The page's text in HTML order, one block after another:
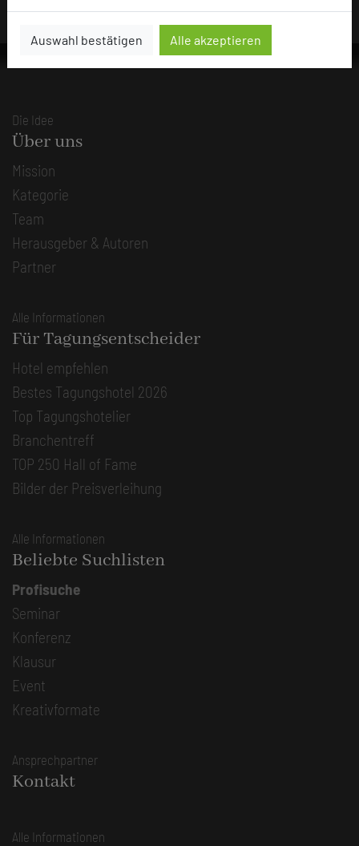
Auswahl bestätigen Alle akzeptieren
Die Idee
Über uns
Mission
Kategorie
Team
Herausgeber & Autoren
Partner
Alle Informationen
Für Tagungsentscheider
Hotel empfehlen
Bestes Tagungshotel 2026
Top Tagungshotelier
Branchentreff
TOP 250 Hall of Fame
Bilder der Preisverleihung
Alle Informationen
Beliebte Suchlisten
Profisuche
Seminar
Konferenz
Klausur
Event
Kreativformate
Ansprechpartner
Kontakt
Alle Informationen